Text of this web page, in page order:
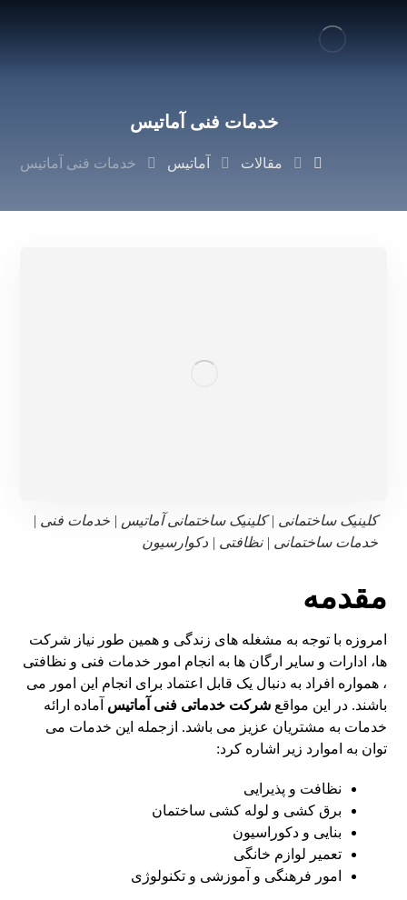
خدمات فنی آماتیس
مقالات آماتیس خدمات فنی آماتیس
کلینیک ساختمانی | کلینیک ساختمانی آماتیس | خدمات فنی |
خدمات ساختمانی | نظافتی | دکوارسیون
مقدمه
امروزه با توجه به مشغله های زندگی و همین طور نیاز شرکت
ها، ادارات و سایر ارگان ها به انجام امور خدمات فنی و نظافتی
، همواره افراد به دنبال یک قابل اعتماد برای انجام این امور می
باشند. در این مواقعشرکت خدماتی فنی آماتیس آماده ارائه
خدمات به مشتریان عزیز می باشد. ازجمله این خدمات می
توان به اموارد زیر اشاره کرد:
نظافت و پذیرایی
برق کشی و لوله کشی ساختمان
بنایی و دکوراسیون
تعمیر لوازم خانگی
امور فرهنگی و آموزشی و تکنولوژی